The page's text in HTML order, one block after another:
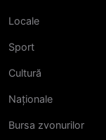
Locale
Sport
Cultură
Naționale
Bursa zvonurilor